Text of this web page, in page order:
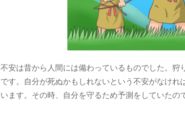
不安は昔から人間には備わっているものでした。
です。自分が死ぬかもしれないという不安がなけれ
います。その時、自分を守るため予測をしていたの